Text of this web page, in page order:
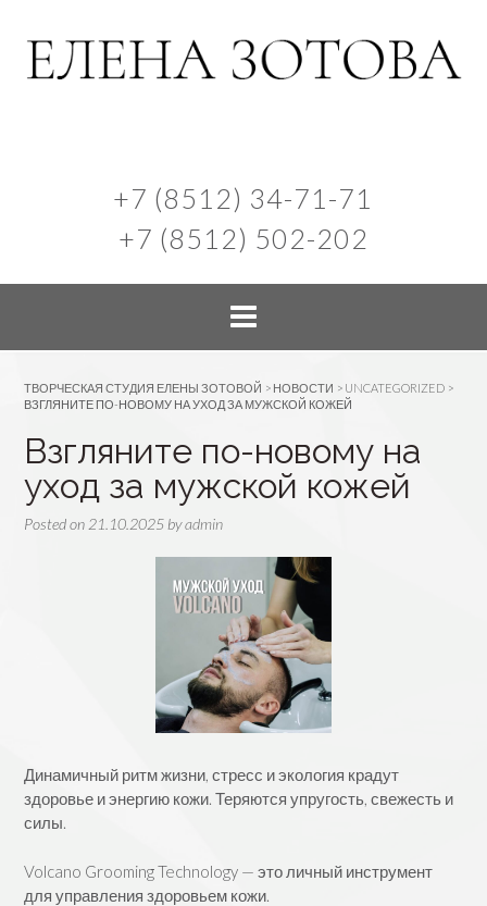
+7 (8512) 34-71-71
+7 (8512) 502-202
ТВОРЧЕСКАЯ СТУДИЯ ЕЛЕНЫ ЗОТОВОЙ > НОВОСТИ > UNCATEGORIZED >
ВЗГЛЯНИТЕ ПО-НОВОМУ НА УХОД ЗА МУЖСКОЙ КОЖЕЙ
Взгляните по-новому на
уход за мужской кожей
Posted on 21.10.2025 byadmin
Динамичный ритм жизни, стресс и экология крадут
здоровье и энергию кожи. Теряются упругость, свежесть и
силы.
Volcano Grooming Technology — это личный инструмент
для управления здоровьем кожи.